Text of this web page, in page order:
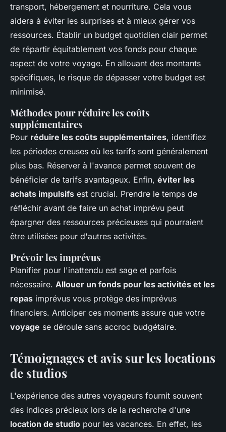
transport, hébergement et nourriture. Cela vous
aidera à éviter les surprises et à mieux gérer vos
ressources. Établir un budget quotidien clair permet
de répartir équitablement vos fonds pour chaque
aspect de votre voyage. En allouant des montants
spécifiques, le risque de dépasser votre budget est
minimisé.
Méthodes pour réduire les coûts
supplémentaires
Pour réduire les coûts supplémentaires, identifiez
les périodes creuses où les tarifs sont généralement
plus bas. Réserver à l'avance permet souvent de
bénéficier de tarifs avantageux. Enfin, éviter les
achats impulsifs est crucial. Prendre le temps de
réfléchir avant de faire un achat imprévu peut
épargner des ressources précieuses qui pourraient
être utilisées pour d'autres activités.
Prévoir les imprévus
Planifier pour l'inattendu est sage et parfois
nécessaire. Allouer un fonds pour les activités et les
repas imprévus vous protège des imprévus
financiers. Anticiper ces moments assure que votre
voyage se déroule sans accroc budgétaire.
Témoignages et avis sur les locations
de studios
L'expérience des autres voyageurs fournit souvent
des indices précieux lors de la recherche d'une
location de studio pour les vacances. En effet, les